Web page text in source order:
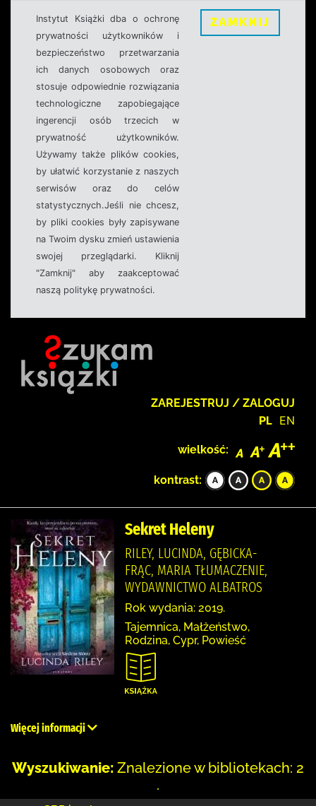
Instytut Książki dba o ochronę
prywatności użytkowników i
bezpieczeństwo przetwarzania
ich danych osobowych oraz
stosuje odpowiednie rozwiązania
technologiczne zapobiegające
ingerencji osób trzecich w
prywatność użytkowników.
Używamy także plików cookies,
by ułatwić korzystanie z naszych
serwisów oraz do celów
statystycznych.Jeśli nie chcesz,
by pliki cookies były zapisywane
na Twoim dysku zmień ustawienia
swojej przeglądarki. Kliknij
"Zamknij" aby zaakceptować
naszą politykę prywatności.
ZAMKNIJ
ZAREJESTRUJ / ZALOGUJ
PL EN
wielkość:
kontrast:
Sekret Heleny
RILEY, LUCINDA, GĘBICKA-
FRĄC, MARIA TŁUMACZENIE,
WYDAWNICTWO ALBATROS
Rok wydania: 2019.
Tajemnica, Małżeństwo,
Rodzina, Cypr, Powieść
Więcej informacji
Wyszukiwanie: Znalezione w bibliotekach: 2
.